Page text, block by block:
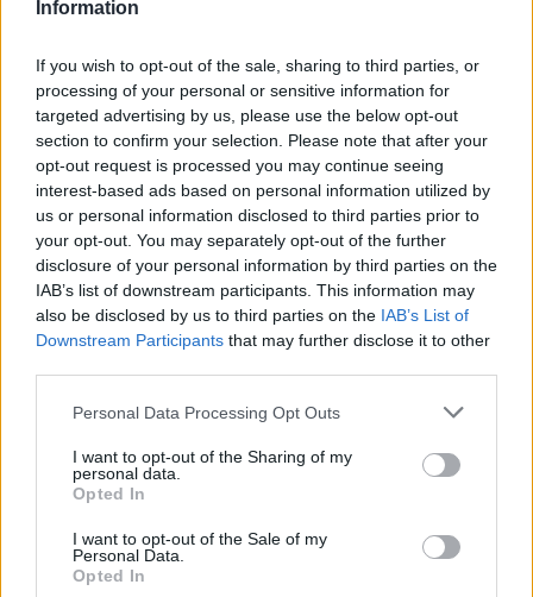
Information
If you wish to opt-out of the sale, sharing to third parties, or
processing of your personal or sensitive information for
targeted advertising by us, please use the below opt-out
section to confirm your selection. Please note that after your
opt-out request is processed you may continue seeing
interest-based ads based on personal information utilized by
us or personal information disclosed to third parties prior to
your opt-out. You may separately opt-out of the further
disclosure of your personal information by third parties on the
IAB’s list of downstream participants. This information may
also be disclosed by us to third parties on the IAB’s List of
Downstream Participants that may further disclose it to other
Personal Data Processing Opt Outs
I want to opt-out of the Sharing of my
personal data.
Opted In
I want to opt-out of the Sale of my
Personal Data.
Opted In
«Εννιάμερα της Παναγίας»
Αντιπροσωπεία του Οικουμενικού
ΚΟΣΜΟΣ 28.06.2025
Αντιπροσωπεία του Οικουμενικού
Πατριαρχείου στο Βατικανό, για τη
γιορτή των Αγίων Πέτρου και Παύλου
Σελιδοποίηση
Προηγούμενη σελίδα
Current page
1 Next page
Χερσόνησος: Τίμησαν τη μνήμη και την προσφορά του